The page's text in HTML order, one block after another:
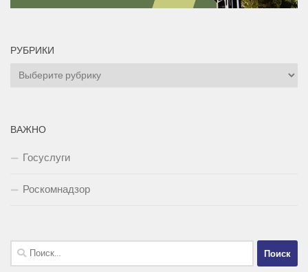
РУБРИКИ
Рубрики
ВАЖНО
Госуслуги
Роскомнадзор
Найти: